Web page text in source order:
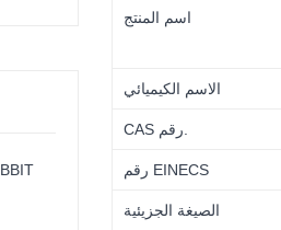
اسم المنتج
الاسم الكيميائي
CAS رقم.
رقم EINECS
الصيغة الجزيئية
مبيد بيولوجي BBIT